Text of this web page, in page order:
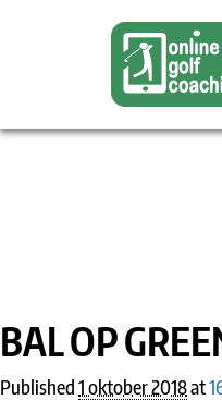
BAL OP
Published1 oktober 2018at